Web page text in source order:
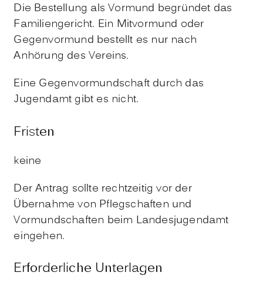
Die Bestellung als Vormund begründet das
Familiengericht. Ein Mitvormund oder
Gegenvormund bestellt es nur nach
Anhörung des Vereins.
Eine Gegenvormundschaft durch das
Jugendamt gibt es nicht.
Fristen
keine
Der Antrag sollte rechtzeitig vor der
Übernahme von Pflegschaften und
Vormundschaften beim Landesjugendamt
eingehen.
Erforderliche Unterlagen